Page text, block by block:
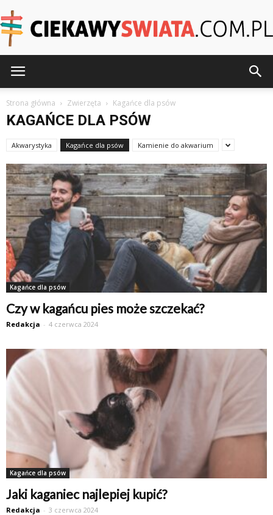
Strona główna Zwierzęta Kagańce dla psów
KAGAŃCE DLA PSÓW
Akwarystyka Kagańce dla psów Kamienie do akwarium
Kagańce dla psów
Czy w kagańcu pies może szczekać?
Redakcja - 4 czerwca 2024
Kagańce dla psów
Jaki kaganiec najlepiej kupić?
Redakcja - 3 czerwca 2024